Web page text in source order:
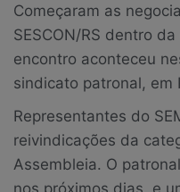
Começaram as
SESCON/RS dentro
encontro aconteceu
sindicato patronal, em
Representantes do
reivindicações da
Assembleia. O
nos próximos dias, e